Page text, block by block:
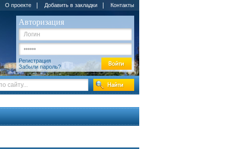
О проекте Добавить в закладки Контакты
Авторизация
Регистрация
Забыли пароль?